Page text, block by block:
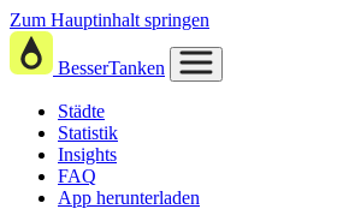
Zum Hauptinhalt springen
BesserTanken
Städte
Statistik
Insights
FAQ
App herunterladen